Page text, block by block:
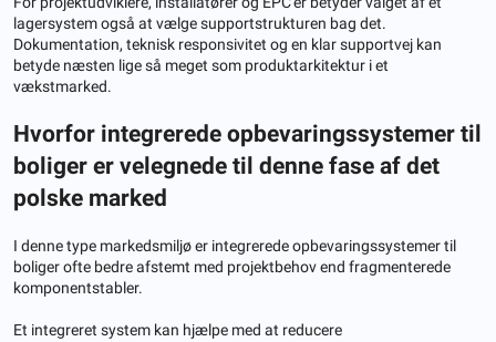
lagersystem også at vælge supportstrukturen bag det.
Dokumentation, teknisk responsivitet og en klar supportvej kan
betyde næsten lige så meget som produktarkitektur i et
vækstmarked.
Hvorfor integrerede opbevaringssystemer til
boliger er velegnede til denne fase af det
polske marked
I denne type markedsmiljø er integrerede opbevaringssystemer til
boliger ofte bedre afstemt med projektbehov end fragmenterede
komponentstabler.
Et integreret system kan hjælpe med at reducere